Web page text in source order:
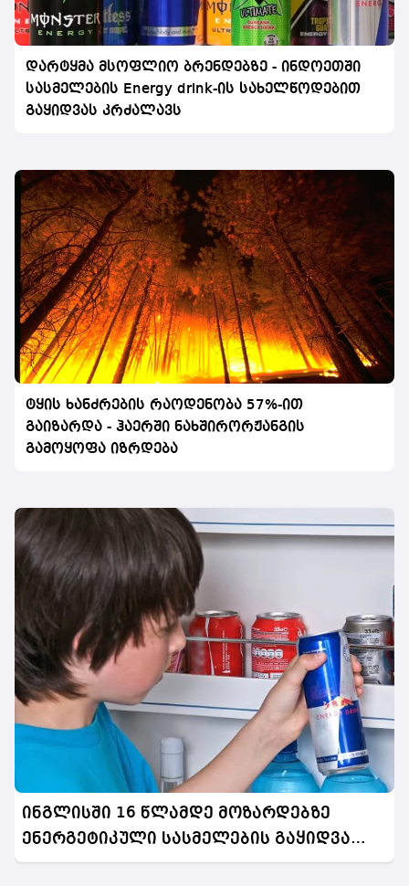
დარტყმა მსოფლიო ბრენდებზე - ინდოეთში
სასმელების Energy drink-ის სახელწოდებით
გაყიდვას კრძალავს
ტყის ხანძრების რაოდენობა 57%-ით
გაიზარდა - ჰაერში ნახშირორჟანგის
გამოყოფა იზრდება
ინგლისში 16 წლამდე მოზარდებზე
ენერგეტიკული სასმელების გაყიდვა
აიკრძალება